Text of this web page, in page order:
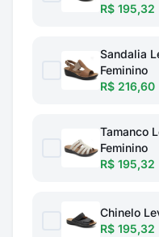
R$ 195,32
Sandalia
Feminino
R$ 216,60
Tamanco
Feminino
R$ 195,32
Chinelo
R$ 195,32